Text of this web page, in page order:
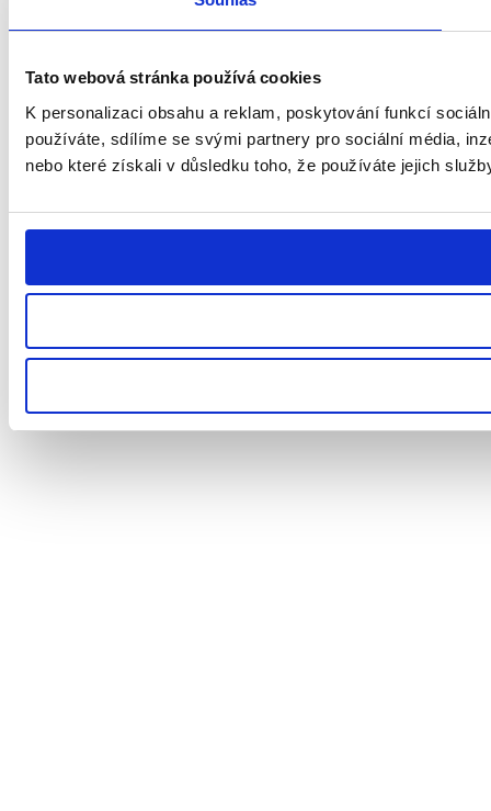
Tato webová stránka používá cookies
K personalizaci obsahu a reklam, poskytování funkcí
používáte, sdílíme se svými partnery pro sociální média,
nebo které získali v důsledku toho, že používáte jejich